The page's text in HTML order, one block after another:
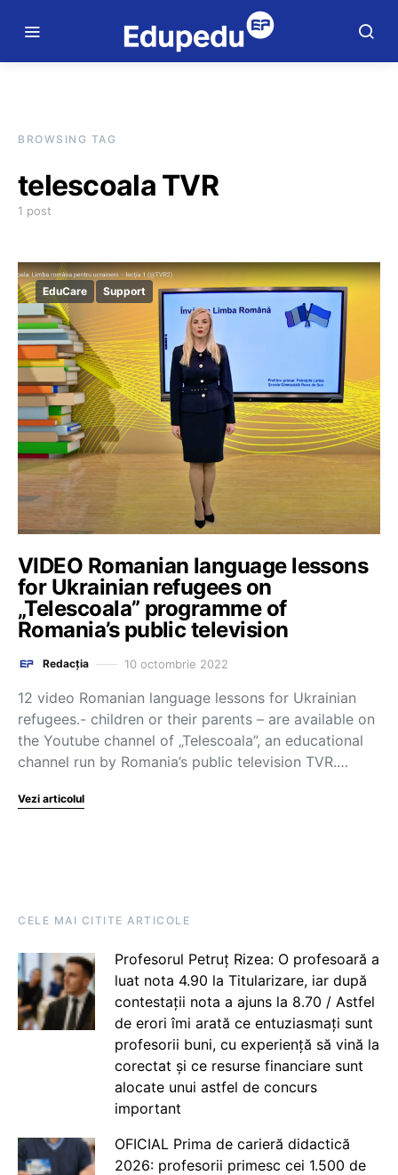
BROWSING TAG
telescoala TVR
1 post
EduCare Support
VIDEO Romanian language lessons
for Ukrainian refugees on
„Telescoala” programme of
Romania’s public television
Redacția 10 octombrie 2022
12 video Romanian language lessons for Ukrainian
refugees.- children or their parents – are available on
the Youtube channel of „Telescoala”, an educational
channel run by Romania’s public television TVR.…
Vezi articolul
CELE MAI CITITE ARTICOLE
Profesorul Petruț Rizea: O profesoară a
luat nota 4.90 la Titularizare, iar după
contestații nota a ajuns la 8.70 / Astfel
de erori îmi arată ce entuziasmați sunt
profesorii buni, cu experiență să vină la
corectat și ce resurse financiare sunt
alocate unui astfel de concurs
important
OFICIAL Prima de carieră didactică
2026: profesorii primesc cei 1.500 de